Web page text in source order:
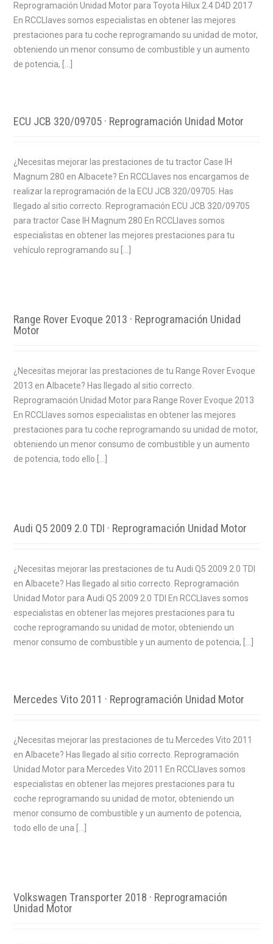
Reprogramación Unidad Motor para Toyota Hilux 2.4 D4D 2017
En RCCLlaves somos especialistas en obtener las mejores
prestaciones para tu coche reprogramando su unidad de motor,
obteniendo un menor consumo de combustible y un aumento
de potencia, […]
ECU JCB 320/09705 · Reprogramación Unidad Motor
¿Necesitas mejorar las prestaciones de tu tractor Case IH
Magnum 280 en Albacete? En RCCLlaves nos encargamos de
realizar la reprogramación de la ECU JCB 320/09705. Has
llegado al sitio correcto. Reprogramación ECU JCB 320/09705
para tractor Case IH Magnum 280 En RCCLlaves somos
especialistas en obtener las mejores prestaciones para tu
vehículo reprogramando su […]
Range Rover Evoque 2013 · Reprogramación Unidad
Motor
¿Necesitas mejorar las prestaciones de tu Range Rover Evoque
2013 en Albacete? Has llegado al sitio correcto.
Reprogramación Unidad Motor para Range Rover Evoque 2013
En RCCLlaves somos especialistas en obtener las mejores
prestaciones para tu coche reprogramando su unidad de motor,
obteniendo un menor consumo de combustible y un aumento
de potencia, todo ello […]
Audi Q5 2009 2.0 TDI · Reprogramación Unidad Motor
¿Necesitas mejorar las prestaciones de tu Audi Q5 2009 2.0 TDI
en Albacete? Has llegado al sitio correcto. Reprogramación
Unidad Motor para Audi Q5 2009 2.0 TDI En RCCLlaves somos
especialistas en obtener las mejores prestaciones para tu
coche reprogramando su unidad de motor, obteniendo un
menor consumo de combustible y un aumento de potencia, […]
Mercedes Vito 2011 · Reprogramación Unidad Motor
¿Necesitas mejorar las prestaciones de tu Mercedes Vito 2011
en Albacete? Has llegado al sitio correcto. Reprogramación
Unidad Motor para Mercedes Vito 2011 En RCCLlaves somos
especialistas en obtener las mejores prestaciones para tu
coche reprogramando su unidad de motor, obteniendo un
menor consumo de combustible y un aumento de potencia,
todo ello de una […]
Volkswagen Transporter 2018 · Reprogramación
Unidad Motor